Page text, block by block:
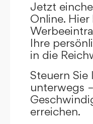
Jetzt
Online.
Ihre
in die
Steuern
unterwegs
erreichen.